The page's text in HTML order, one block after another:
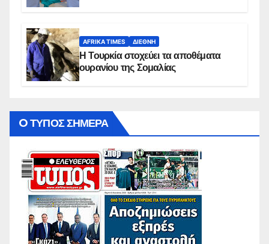
AFRIKA TIMES ΔΙΕΘΝΉ
Η Τουρκία στοχεύει τα αποθέματα
ουρανίου της Σομαλίας
O ΤΥΠΟΣ ΣΗΜΕΡΑ